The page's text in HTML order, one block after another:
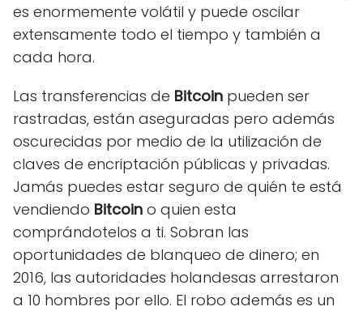
es enormemente volátil y puede oscilar
extensamente todo el tiempo y también a
cada hora.
Las transferencias de Bitcoin pueden ser
rastradas, están aseguradas pero además
oscurecidas por medio de la utilización de
claves de encriptación públicas y privadas.
Jamás puedes estar seguro de quién te está
vendiendo Bitcoin o quien esta
comprándotelos a ti. Sobran las
oportunidades de blanqueo de dinero; en
2016, las autoridades holandesas arrestaron
a 10 hombres por ello. El robo además es un